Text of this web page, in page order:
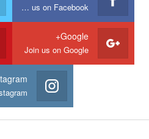
Join us on Facebook
Google+
Join us on Google